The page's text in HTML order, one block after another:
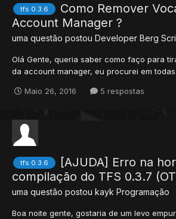
tfs 0.3.6
Como Remover
Account Manager ?
uma questão postou Developer Berg
Olá Gente, queria saber como faço para
da account manager, eu procurei em
estou falando. Tag Da Vocation. <vocation
Maio 26, 2016 5 respostas
tfs 0.3.6
[AJUDA] Erro na
compilação do TFS 0.3.7
uma questão postou kayk Programação
Boa noite gente, gostaria de um levo